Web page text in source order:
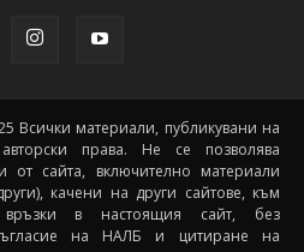
Всички материали, публикувани на
права. Не се позволява
от сайта, включително материали
качени на други сайтове, към
връзки в настоящия сайт, без
на НАЛБ и цитиране на